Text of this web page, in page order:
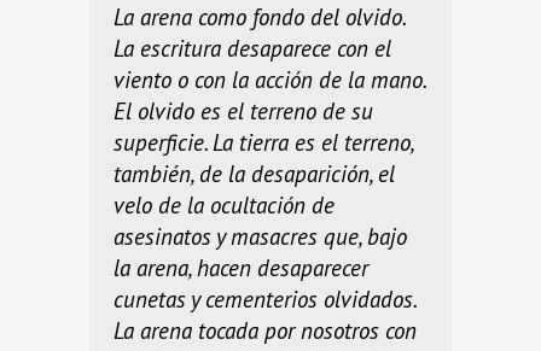
La arena como fondo del olvido.
La escritura desaparece con el
viento o con la acción de la mano.
El olvido es el terreno de su
superficie. La tierra es el terreno,
también, de la desaparición, el
velo de la ocultación de
asesinatos y masacres que, bajo
la arena, hacen desaparecer
cunetas y cementerios olvidados.
La arena tocada por nosotros con